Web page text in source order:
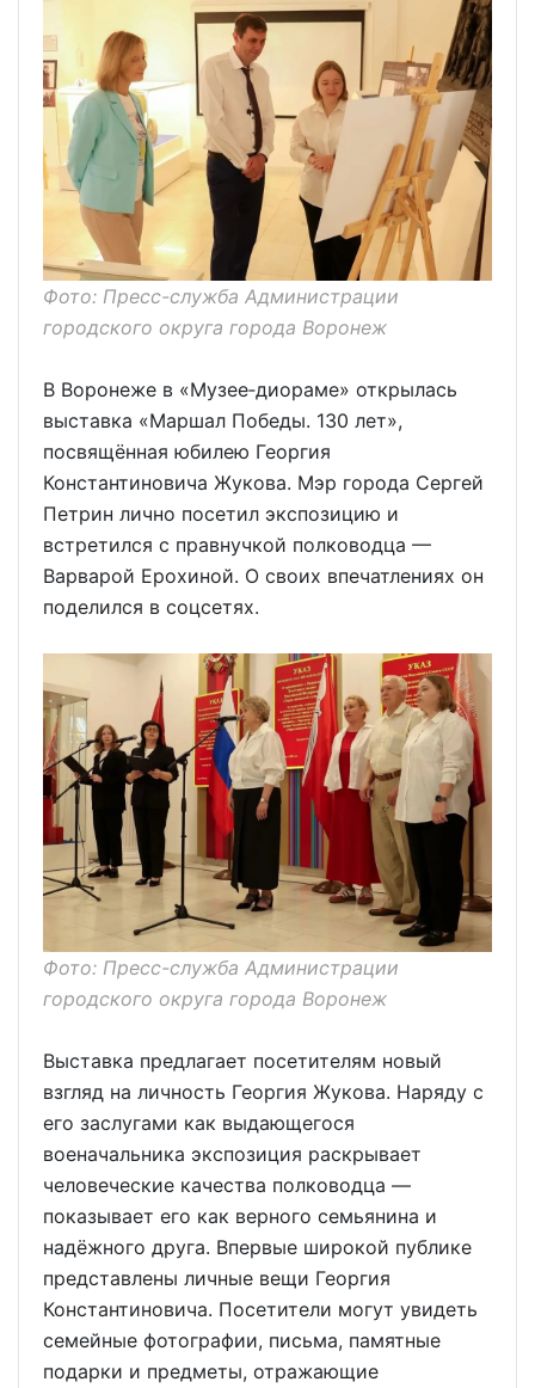
Фото: Пресс-служба Администрации
городского округа города Воронеж
В Воронеже в «Музее‑диораме» открылась
выставка «Маршал Победы. 130 лет»,
посвящённая юбилею Георгия
Константиновича Жукова. Мэр города Сергей
Петрин лично посетил экспозицию и
встретился с правнучкой полководца —
Варварой Ерохиной. О своих впечатлениях он
поделился в соцсетях.
Фото: Пресс-служба Администрации
городского округа города Воронеж
Выставка предлагает посетителям новый
взгляд на личность Георгия Жукова. Наряду с
его заслугами как выдающегося
военачальника экспозиция раскрывает
человеческие качества полководца —
показывает его как верного семьянина и
надёжного друга. Впервые широкой публике
представлены личные вещи Георгия
Константиновича. Посетители могут увидеть
семейные фотографии, письма, памятные
подарки и предметы, отражающие